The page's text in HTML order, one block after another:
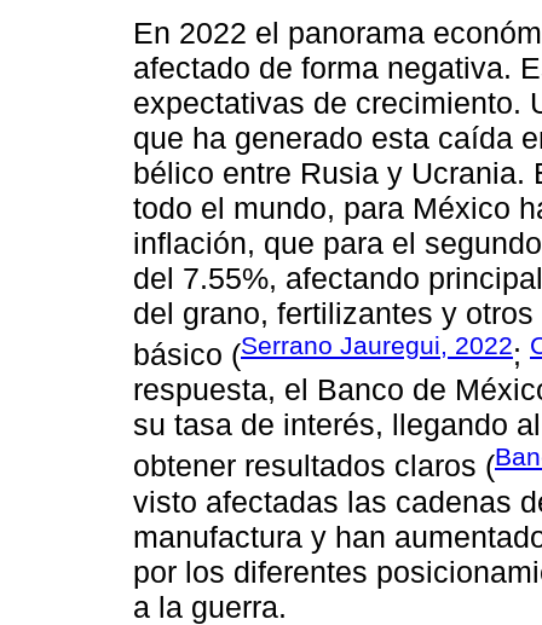
En 2022 el panorama
afectado de forma negativa.
expectativas de crecimiento.
que ha generado esta caída
bélico entre Rusia y Ucrania.
todo el mundo, para México
inflación, que para el
del 7.55%, afectando
del grano, fertilizantes y
básico (Serrano Jauregui, 2022;
respuesta, el Banco de
su tasa de interés, llegando
obtener resultados claros (
visto afectadas las cadenas
manufactura y han
por los diferentes
a la guerra.